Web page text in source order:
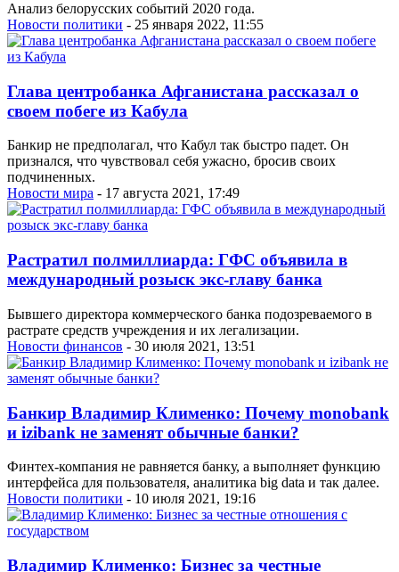
Анализ белорусских событий 2020 года.
Новости политики - 25 января 2022, 11:55
Глава центробанка Афганистана рассказал о
своем побеге из Кабула
Банкир не предполагал, что Кабул так быстро падет. Он
признался, что чувствовал себя ужасно, бросив своих
подчиненных.
Новости мира - 17 августа 2021, 17:49
Растратил полмиллиарда: ГФС объявила в
международный розыск экс-главу банка
Бывшего директора коммерческого банка подозреваемого в
растрате средств учреждения и их легализации.
Новости финансов - 30 июля 2021, 13:51
Банкир Владимир Клименко: Почему monobank
и izibank не заменят обычные банки?
Финтех-компания не равняется банку, а выполняет функцию
интерфейса для пользователя, аналитика big data и так далее.
Новости политики - 10 июля 2021, 19:16
Владимир Клименко: Бизнес за честные